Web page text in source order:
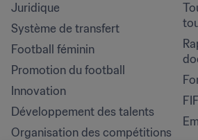
Juridique
Système de transfert
Football féminin
Promotion du football
Innovation
Développement des talents
Organisation des compétitions